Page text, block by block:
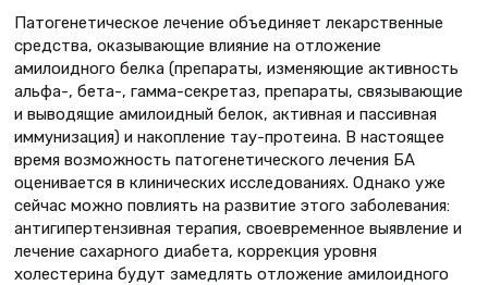
Патогенетическое лечение объединяет лекарственные
средства, оказывающие влияние на отложение
амилоидного белка (препараты, изменяющие активность
альфа-, бета-, гамма-секретаз, препараты, связывающие
и выводящие амилоидный белок, активная и пассивная
иммунизация) и накопление тау-протеина. В настоящее
время возможность патогенетического лечения БА
оценивается в клинических исследованиях. Однако уже
сейчас можно повлиять на развитие этого заболевания:
антигипертензивная терапия, своевременное выявление и
лечение сахарного диабета, коррекция уровня
холестерина будут замедлять отложение амилоидного